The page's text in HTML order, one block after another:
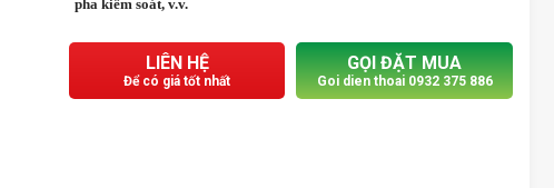
pha kiểm soát, v.v.
LIÊN HỆ
Để có giá tốt nhất
GỌI ĐẶT MUA
Goi dien thoai 0932 375 886